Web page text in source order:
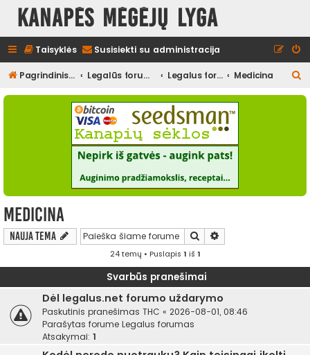
Kanapės mėgėjų lyga
Taisyklės Susisiekti su administracija
Pagrindinis diskusijų puslapis Legalūs forumai Legalus forumas Medicina
e
Medicina
Nauja tema Ieškoti
24 temų • Puslapis 1 iš 1
Svarbūs pranešimai
Dėl legalus.net forumo uždarymo
Paskutinis pranešimas THC « 2026-08-01, 08:46
Parašytas forume Legalus forumas
Atsakymai: 1